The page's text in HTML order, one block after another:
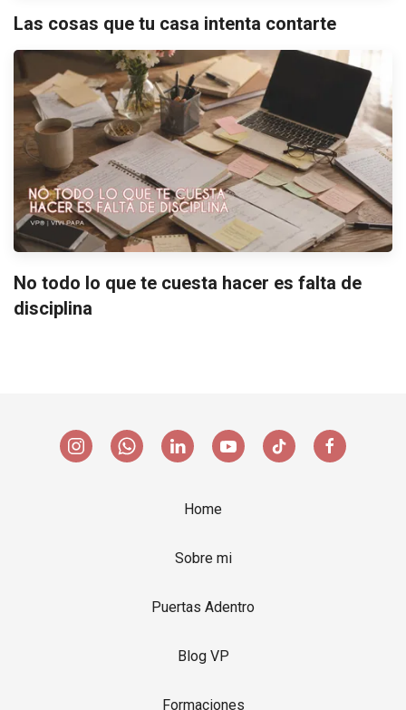
Las cosas que tu casa intenta contarte
No todo lo que te cuesta hacer es falta de
disciplina
Home
Sobre mi
Puertas Adentro
Blog VP
Formaciones